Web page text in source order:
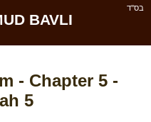
בס''ד
BAVLI
- Chapter 5 -
5